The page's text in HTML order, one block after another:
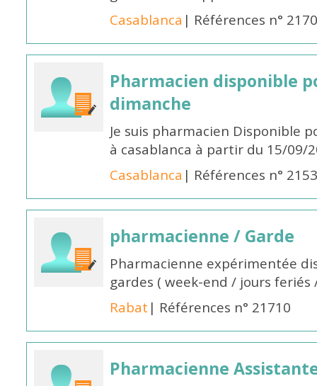
Casablanca | Références n°
Pharmacien disponible
dimanche
Je suis pharmacien Disponible
à casablanca à partir du 15/09/
Casablanca | Références n°
pharmacienne / Garde
Pharmacienne expérimentée
gardes ( week-end / jours
Rabat | Références n° 21710
Pharmacienne